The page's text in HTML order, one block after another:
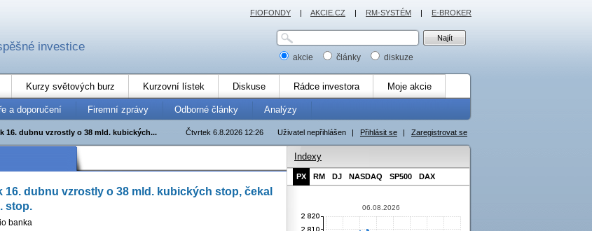
investice
akcie články diskuze
Kurzy světových burz Kurzovní lístek Diskuse Rádce investora Moje akcie
a doporučení Firemní zprávy Odborné články Analýzy
Uživatel nepřihlášen | Přihlásit se | Zaregistrovat se
Čtvrtek 6.8.2026 12:26
16. dubnu vzrostly o 38 mld. kubických...
16. dubnu vzrostly o 38 mld. kubických stop, čekal
stop.
banka
Indexy
PX RM DJ NASDAQ SP500 DAX
06.08.2026
FIOFONDY | AKCIE.CZ | RM-SYSTÉM | E-BROKER